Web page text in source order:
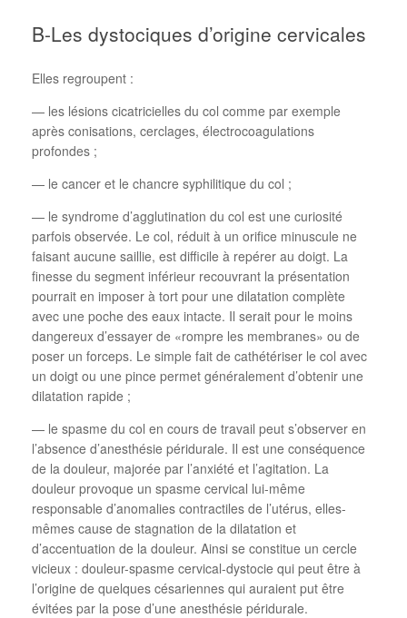
B-Les dystociques d’origine cervicales
Elles regroupent :
— les lésions cicatricielles du col comme par exemple
après conisations, cerclages, électrocoagulations
profondes ;
— le cancer et le chancre syphilitique du col ;
— le syndrome d’agglutination du col est une curiosité
parfois observée. Le col, réduit à un orifice minuscule ne
faisant aucune saillie, est difficile à repérer au doigt. La
finesse du segment inférieur recouvrant la présentation
pourrait en imposer à tort pour une dilatation complète
avec une poche des eaux intacte. Il serait pour le moins
dangereux d’essayer de «rompre les membranes» ou de
poser un forceps. Le simple fait de cathétériser le col avec
un doigt ou une pince permet généralement d’obtenir une
dilatation rapide ;
— le spasme du col en cours de travail peut s’observer en
l’absence d’anesthésie péridurale. Il est une conséquence
de la douleur, majorée par l’anxiété et l’agitation. La
douleur provoque un spasme cervical lui-même
responsable d’anomalies contractiles de l’utérus, elles-
mêmes cause de stagnation de la dilatation et
d’accentuation de la douleur. Ainsi se constitue un cercle
vicieux : douleur-spasme cervical-dystocie qui peut être à
l’origine de quelques césariennes qui auraient put être
évitées par la pose d’une anesthésie péridurale.